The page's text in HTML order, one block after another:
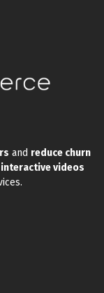
and reduce churn
interactive videos